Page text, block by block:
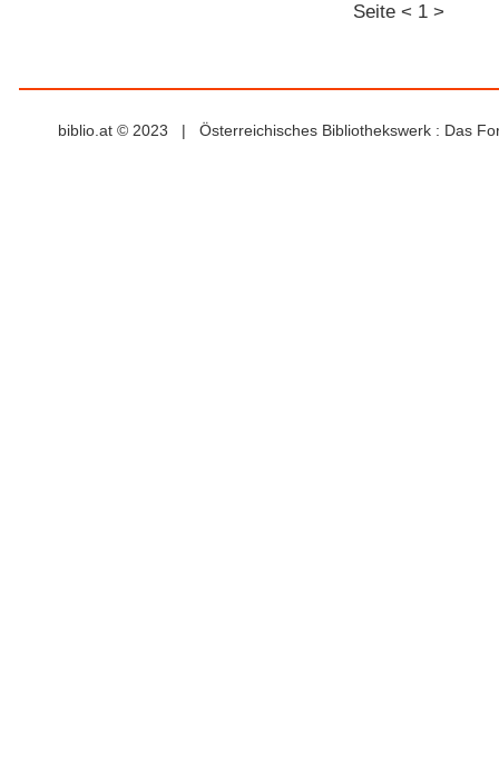
Seite < 1 >
biblio.at © 2023 | Österreichisches Bibliothekswerk : Das